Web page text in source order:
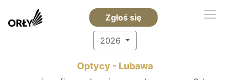
Zgłoś się
2026
Optycy - Lubawa